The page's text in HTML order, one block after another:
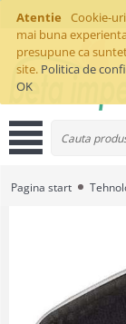
Atentie
Cookie-
mai buna
presupune ca
site. Politica de
OK
Pagina start